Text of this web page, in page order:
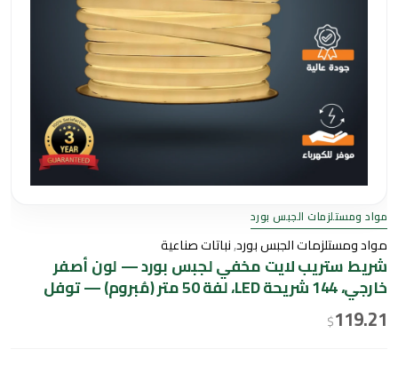
مواد ومستلزمات الجبس بورد
مواد ومستلزمات الجبس بورد,نباتات صناعية
شريط ستريب لايت مخفي لجبس بورد — لون أصفر
خارجي، 144 شريحة LED، لفة 50 متر (مُبروم) — توفل
$119.21